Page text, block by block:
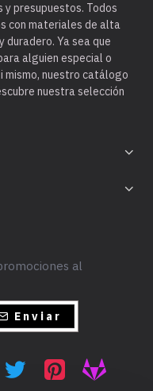
presupuestos. Todos
con materiales de alta
duradero. Ya sea que
alguien especial o
nuestro catálogo
nuestra selección
al
Enviar